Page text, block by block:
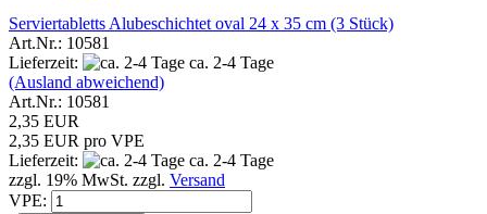
Serviertabletts Alubeschichtet oval 24 x 35 cm (3 Stück)
Art.Nr.: 10581
Lieferzeit:
ca. 2-4 Tage
(Ausland abweichend)
Art.Nr.: 10581
2,35 EUR
2,35 EUR pro VPE
Lieferzeit:
ca. 2-4 Tage
zzgl. 19% MwSt. zzgl. Versand
VPE: